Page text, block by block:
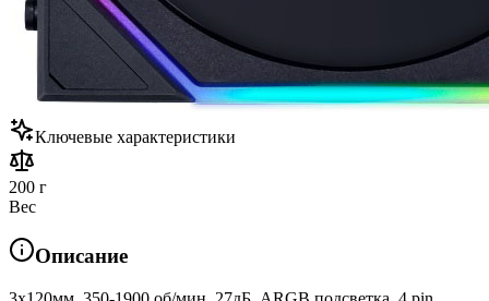
Ключевые характеристики
200 г
Вес
Описание